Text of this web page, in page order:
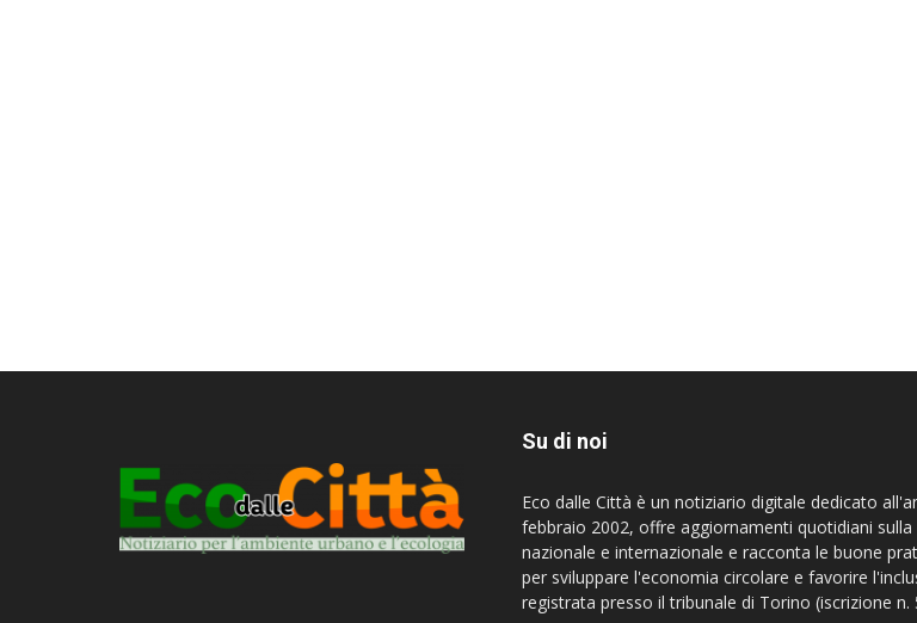
Su di noi
Eco dalle Città è un notiziario digitale dedicato
febbraio 2002, offre aggiornamenti quotidiani
nazionale e internazionale e racconta le buone
per sviluppare l'economia circolare e favorire
registrata presso il tribunale di Torino (iscrizione n.